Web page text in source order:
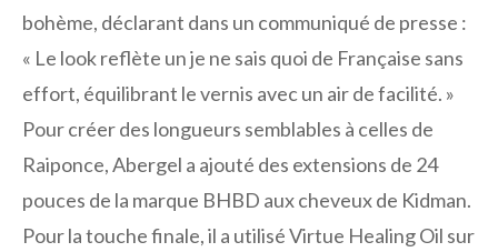
bohème, déclarant dans un communiqué de presse :
« Le look reflète un je ne sais quoi de Française sans
effort, équilibrant le vernis avec un air de facilité. »
Pour créer des longueurs semblables à celles de
Raiponce, Abergel a ajouté des extensions de 24
pouces de la marque BHBD aux cheveux de Kidman.
Pour la touche finale, il a utilisé Virtue Healing Oil sur